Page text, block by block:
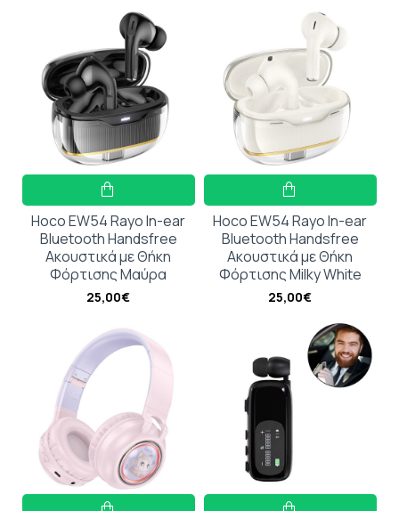
Hoco EW54 Rayo In-ear
Bluetooth Handsfree
Ακουστικά με Θήκη
Φόρτισης Μαύρα
25,00€
Hoco EW54 Rayo In-ear
Bluetooth Handsfree
Ακουστικά με Θήκη
Φόρτισης Milky White
25,00€